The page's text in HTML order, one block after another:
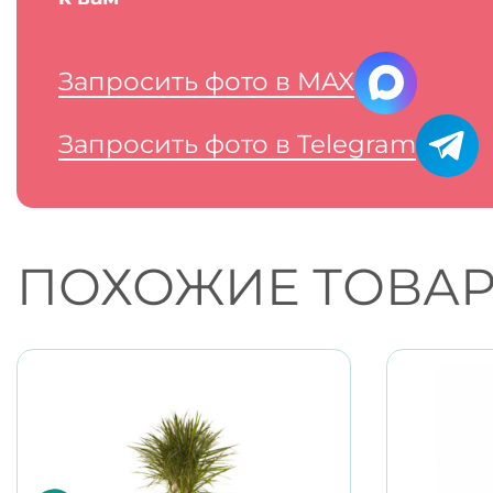
Запросить фото в MAX
Запросить фото в Telegram
ПОХОЖИЕ